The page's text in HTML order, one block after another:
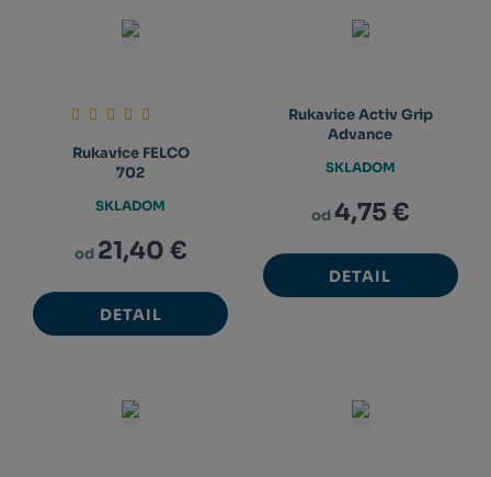
Rukavice FELCO
702
od 21,40 €
DETAIL
SKLADOM
Rukavice Activ Grip
Advance
od4,75 €
DETAIL
SKLADOM